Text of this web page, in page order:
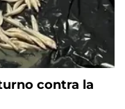
contra la